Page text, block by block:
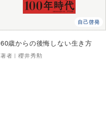
自己啓発
60歳からの後悔しない生き方
著者｜櫻井秀勲